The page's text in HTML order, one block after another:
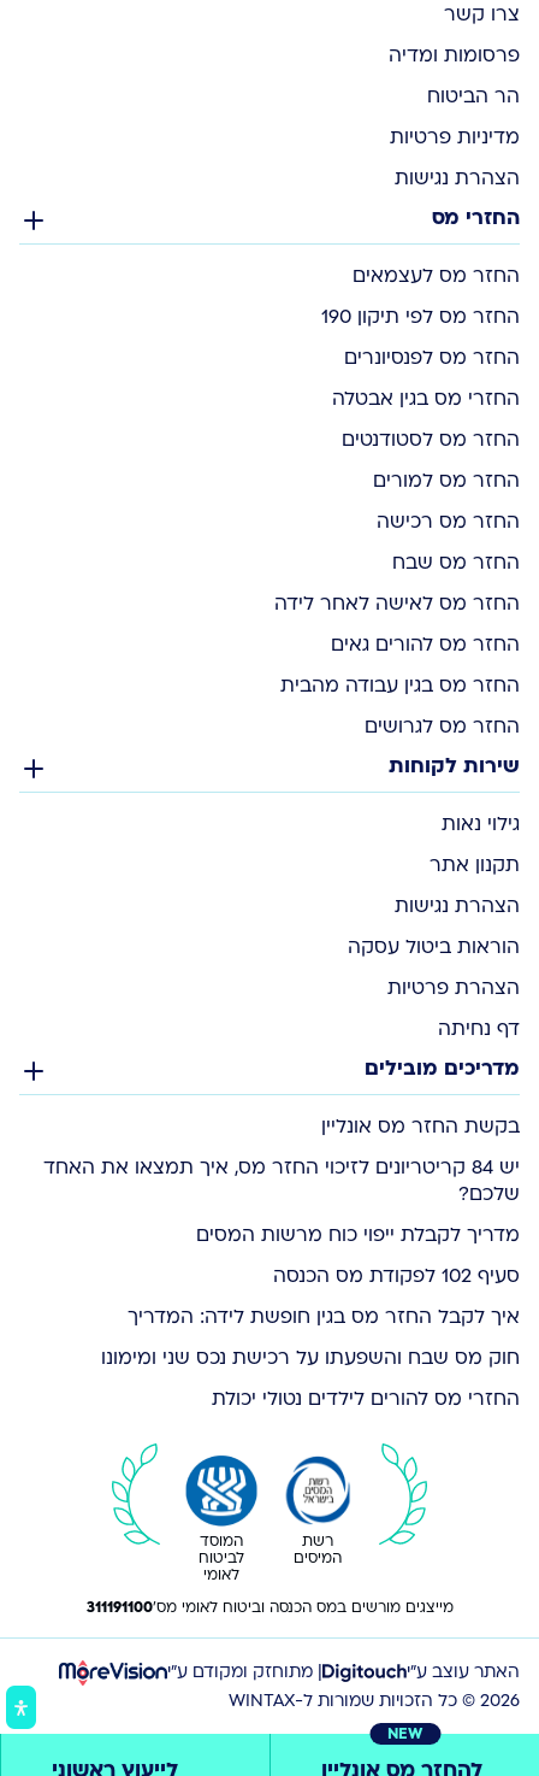
צרו קשר
פרסומות ומדיה
הר הביטוח
מדיניות פרטיות
הצהרת נגישות
החזרי מס
החזר מס לעצמאים
החזר מס לפי תיקון 190
החזר מס לפנסיונרים
החזרי מס בגין אבטלה
החזר מס לסטודנטים
החזר מס למורים
החזר מס רכישה
החזר מס שבח
החזר מס לאישה לאחר לידה
החזר מס להורים גאים
החזר מס בגין עבודה מהבית
החזר מס לגרושים
שירות לקוחות
גילוי נאות
תקנון אתר
הצהרת נגישות
הוראות ביטול עסקה
הצהרת פרטיות
דף נחיתה
מדריכים מובילים
בקשת החזר מס אונליין
יש 84 קריטריונים לזיכוי החזר מס, איך תמצאו את האחד
שלכם?
מדריך לקבלת ייפוי כוח מרשות המסים
סעיף 102 לפקודת מס הכנסה
איך לקבל החזר מס בגין חופשת לידה: המדריך
חוק מס שבח והשפעתו על רכישת נכס שני ומימונו
החזרי מס להורים לילדים נטולי יכולת
רשת
המיסים
המוסד
לביטוח
לאומי
מייצגים מורשים במס הכנסה וביטוח לאומי מס'311191100
2026 © כל הזכויות שמורות ל-WINTAX
האתר עוצב ע״י | מתוחזק ומקודם ע״י
NEW
להחזר מס אונליין לייעוץ ראשוני